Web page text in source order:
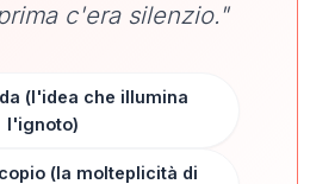
c'era silenzio."
(l'idea che illumina
l'ignoto)
(la molteplicità di